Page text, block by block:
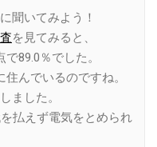
聞いてみよう！
を見てみると、
89.0％でした。
んでいるのですね。
ました。
払えず電気をとめられ